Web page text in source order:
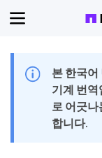
본 한국
기계 번역
로 어긋나
합니다.